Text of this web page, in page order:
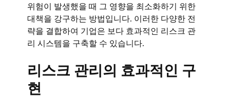
위험이 발생했을 때 그 영향을 최소화하기 위한
대책을 강구하는 방법입니다. 이러한 다양한 전
략을 결합하여 기업은 보다 효과적인 리스크 관
리 시스템을 구축할 수 있습니다.
리스크 관리의 효과적인 구
현